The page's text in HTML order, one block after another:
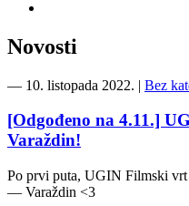
Novosti
― 10. listopada 2022. | Bez
[Odgođeno na 4.11.]
Varaždin!
Po prvi puta, UGIN Filmski
— Varaždin <3